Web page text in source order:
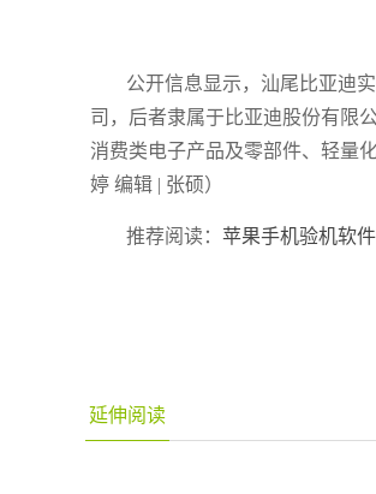
公开信息显示，汕尾比亚迪
司，后者隶属于比亚迪股份有限
消费类电子产品及零部件、轻量
婷 编辑 | 张硕）
推荐阅读： 苹果手机验机软件
延伸阅读